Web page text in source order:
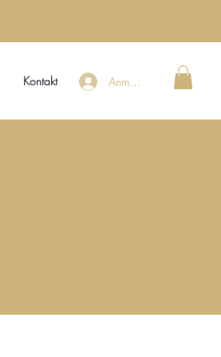
Kontakt Anmelden